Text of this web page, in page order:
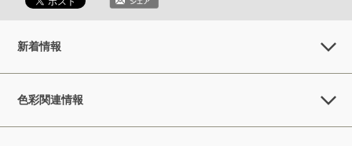
新着情報
色彩関連情報